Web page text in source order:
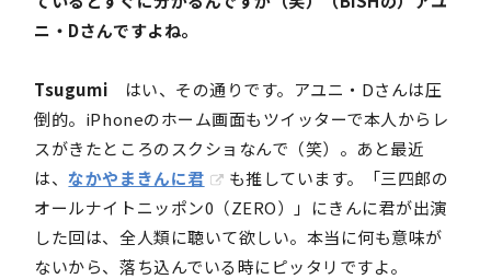
ニ・Dさんですよね。
Tsugumi
はい、その通りです。アユニ・Dさんは圧
倒的。iPhoneのホーム画面もツイッターで本人からレ
スがきたところのスクショなんで（笑）。あと最近
は、なかやまきんに君
も推しています。「三四郎の
オールナイトニッポン0（ZERO）」にきんに君が出演
した回は、全人類に聴いて欲しい。本当に何も意味が
ないから、落ち込んでいる時にピッタリですよ。